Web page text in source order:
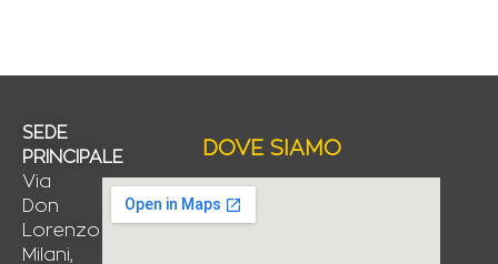
SEDE
PRINCIPALE
Via
Don
Lorenzo
Milani,
DOVE SIAMO